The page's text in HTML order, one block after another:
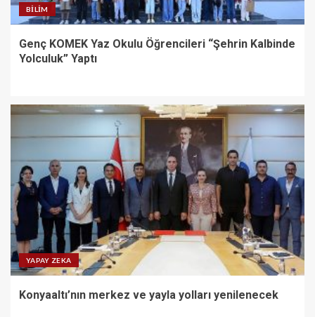
BILIM
Genç KOMEK Yaz Okulu Öğrencileri “Şehrin Kalbinde
Yolculuk” Yaptı
YAPAY ZEKA
Konyaaltı’nın merkez ve yayla yolları yenilenecek